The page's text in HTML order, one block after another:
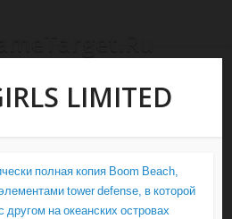
LIMITED
полная копия Boom Beach,
tower defense, в которой
другом на океанских островах